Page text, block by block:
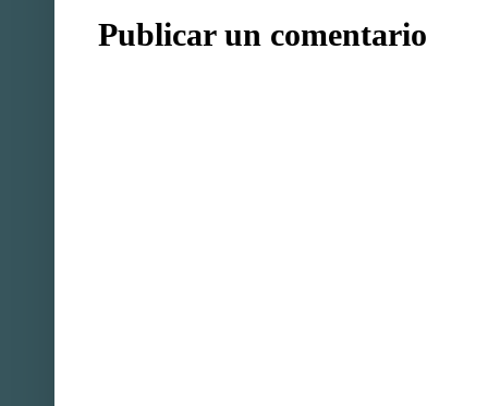
Publicar un comentario